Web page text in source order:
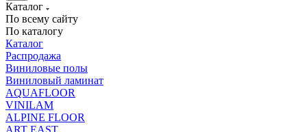
Каталог
По всему сайту
По каталогу
Каталог
Распродажа
Виниловые полы
Виниловый ламинат
AQUAFLOOR
VINILAM
ALPINE FLOOR
ART EAST